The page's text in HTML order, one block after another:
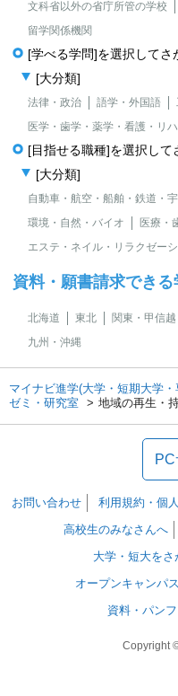
文科省以外の省庁所管の学校
留学関係機関
[学べる学問]を選択してさ
[大分類]
法律・政治 語学・外国語
医学・歯学・薬学・看護・リ
[目指せる職種]を選択して
[大分類]
自動車・航空・船舶・鉄道・
環境・自然・バイオ
医療・
エステ・ネイル・リラクゼー
資料・願書請求でき
北海道 東北 関東・甲信越
九州・沖縄
マイナビ進学(大学・短期大学
ゼミ・研究室
地域の再生・
お問い合わせ 利用規約・個
高校生のみなさんへ
大学・短大をさ
オープンキャンパ
資料・パン
Copyright